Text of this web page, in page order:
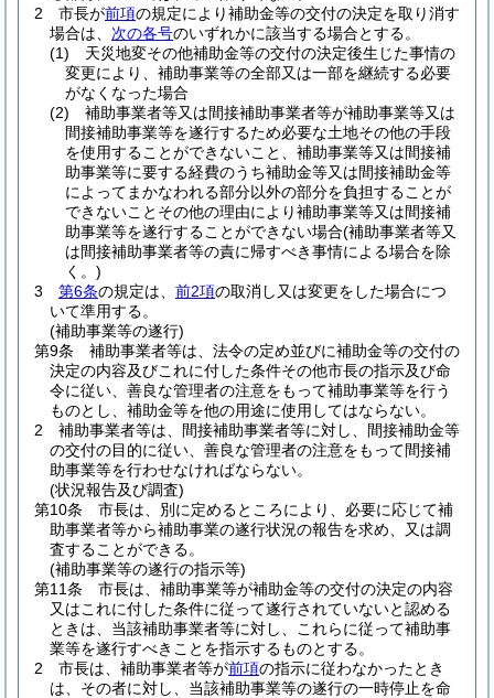
2
市長が前項の規定により補助金等の交付の決定を取り消す
場合は、 次の各号のいずれかに該当する場合とする。
(1)
天災地変その他補助金等の交付の決定後生じた事情の
変更により、補助事業等の全部又は一部を継続する必要
がなくなった場合
(2)
補助事業者等又は間接補助事業者等が補助事業等又は
間接補助事業等を遂行するため必要な土地その他の手段
を使用することができないこと、補助事業等又は間接補
助事業等に要する経費のうち補助金等又は間接補助金等
によってまかなわれる部分以外の部分を負担することが
できないことその他の理由により補助事業等又は間接補
助事業等を遂行することができない場合(補助事業者等又
は間接補助事業者等の責に帰すべき事情による場合を除
く。)
3
第6条の規定は、 前2項の取消し又は変更をした場合につ
いて準用する。
(補助事業等の遂行)
第9条
補助事業者等は、法令の定め並びに補助金等の交付の
決定の内容及びこれに付した条件その他市長の指示及び命
令に従い、善良な管理者の注意をもって補助事業等を行う
ものとし、補助金等を他の用途に使用してはならない。
2
補助事業者等は、間接補助事業者等に対し、間接補助金等
の交付の目的に従い、善良な管理者の注意をもって間接補
助事業等を行わせなければならない。
(状況報告及び調査)
第10条
市長は、別に定めるところにより、必要に応じて補
助事業者等から補助事業の遂行状況の報告を求め、又は調
査することができる。
(補助事業等の遂行の指示等)
第11条
市長は、補助事業等が補助金等の交付の決定の内容
又はこれに付した条件に従って遂行されていないと認める
ときは、当該補助事業者等に対し、これらに従って補助事
業等を遂行すべきことを指示するものとする。
2
市長は、補助事業者等が前項の指示に従わなかったとき
は、その者に対し、当該補助事業等の遂行の一時停止を命